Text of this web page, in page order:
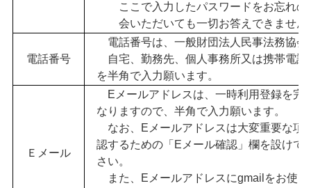
ここで入力したパスワードをお忘れの
会いただいても一切お答えでき ませ
電話番号
電話番号は、一般財団法人民事法務協会
自宅、勤務先、個人事務所又 は携帯電
を半角で入力願います。
Ｅメール
Eメールアドレスは、一時利用登録を完
な りますので、半角で入力願います。
なお、Eメールアドレスは大変重要な項
認するための「Eメール確認」 欄を設けて
さ い。
また、
Eメールアドレスにgmailをお使